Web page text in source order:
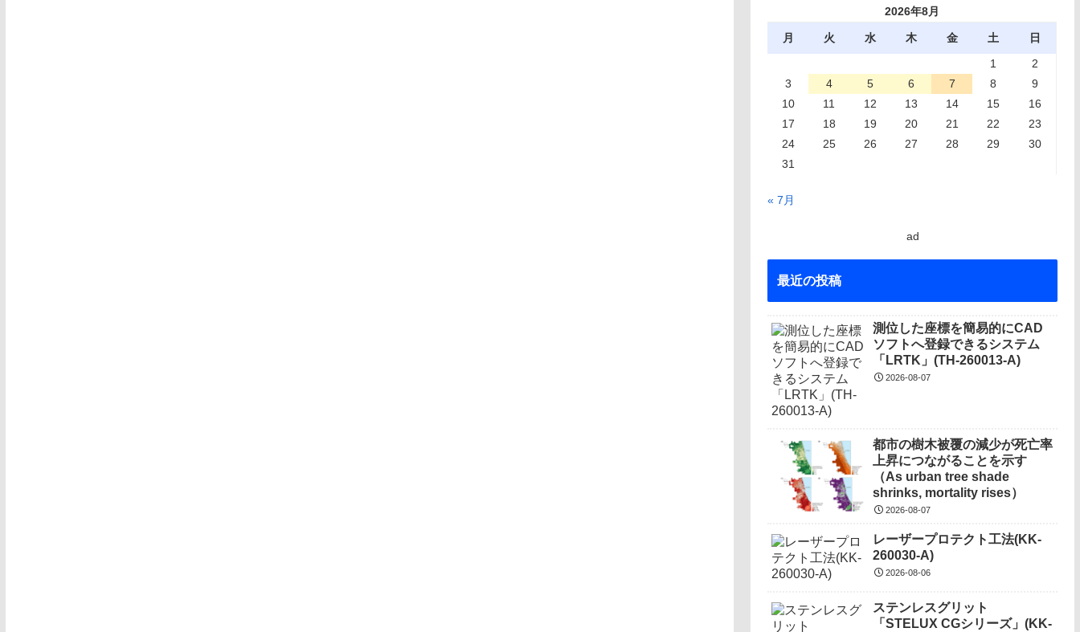
2026年8月
月 火 水 木 金 土
日
1
2
3
4 5 6 7 8
9
10
11 12 13 14 15
16
17
18 19 20 21 22
23
24
25 26 27 28 29
30
31
« 7月
ad
最近の投稿
測位した座標を簡易的にCAD
ソフトへ登録できるシステム
「LRTK」(TH-260013-A)
2026-08-07
都市の樹木被覆の減少が死亡率
上昇につながることを示す
（As urban tree shade
shrinks, mortality rises）
2026-08-07
レーザープロテクト⼯法(KK-
260030-A)
2026-08-06
ステンレスグリット
「STELUX CGシリーズ」(KK-